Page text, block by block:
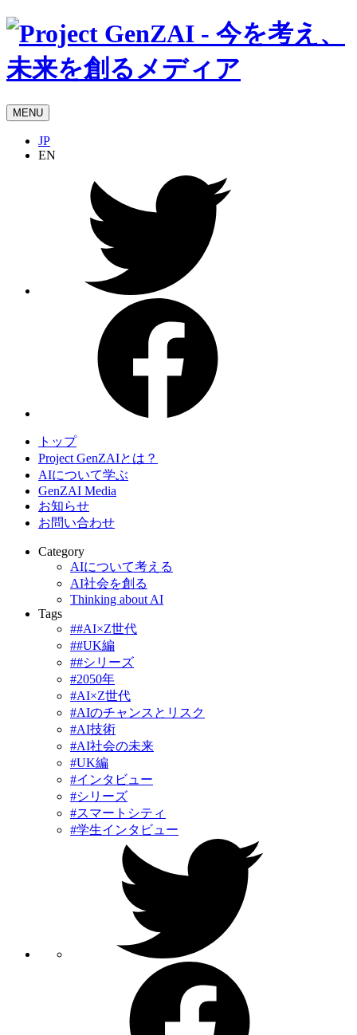
MENU
JP
EN
トップ
Project GenZAIとは？
AIについて学ぶ
GenZAI Media
お知らせ
お問い合わせ
Category
AIについて考える
AI社会を創る
Thinking about AI
Tags
##AI×Z世代
##UK編
##シリーズ
#2050年
#AI×Z世代
#AIのチャンスとリスク
#AI技術
#AI社会の未来
#UK編
#インタビュー
#シリーズ
#スマートシティ
#学生インタビュー